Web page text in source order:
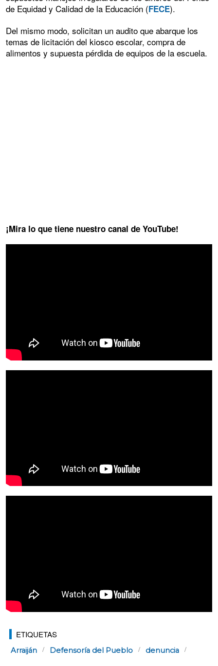
de Equidad y Calidad de la Educación (FECE).
Del mismo modo, solicitan un audito que abarque los
temas de licitación del kiosco escolar, compra de
alimentos y supuesta pérdida de equipos de la escuela.
¡Mira lo que tiene nuestro canal de YouTube!
ETIQUETAS
Arraiján Defensoría del Pueblo denuncia